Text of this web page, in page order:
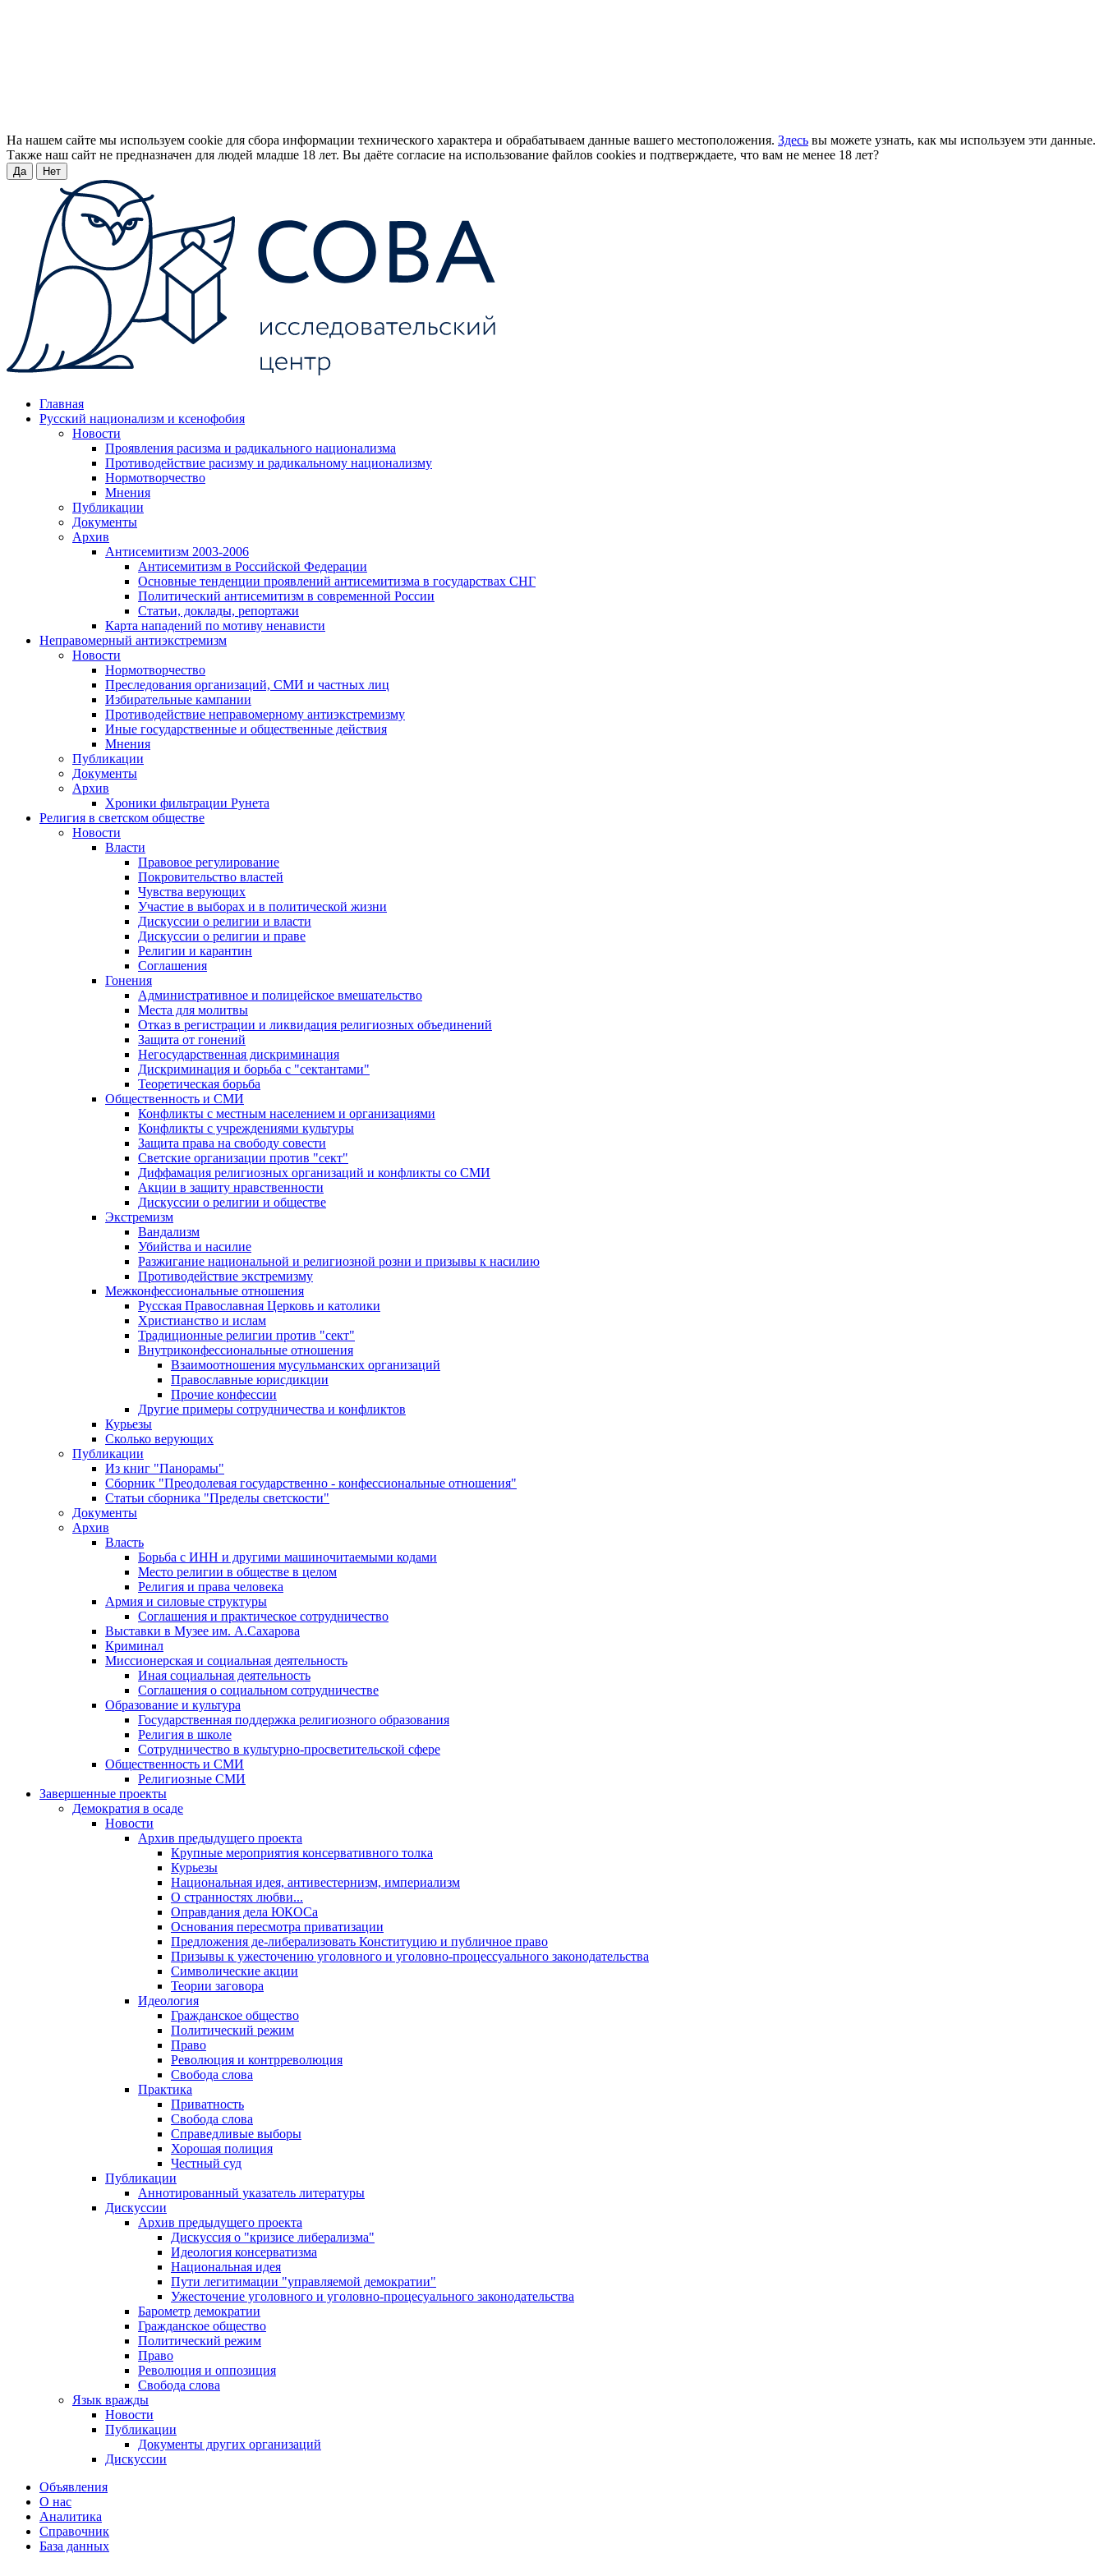
На нашем сайте мы используем cookie для сбора информации технического характера и обрабатываем данные вашего местоположения. Здесь вы можете узнать, как мы используем эти данные.
Также наш сайт не предназначен для людей младше 18 лет. Вы даёте согласие на использование файлов cookies и подтверждаете, что вам не менее 18 лет?
Да Нет
Главная
Русский национализм и ксенофобия
Новости
Проявления расизма и радикального национализма
Противодействие расизму и радикальному национализму
Нормотворчество
Мнения
Публикации
Документы
Архив
Антисемитизм 2003-2006
Антисемитизм в Российской Федерации
Основные тенденции проявлений антисемитизма в государствах СНГ
Политический антисемитизм в современной России
Статьи, доклады, репортажи
Карта нападений по мотиву ненависти
Неправомерный антиэкстремизм
Новости
Нормотворчество
Преследования организаций, СМИ и частных лиц
Избирательные кампании
Противодействие неправомерному антиэкстремизму
Иные государственные и общественные действия
Мнения
Публикации
Документы
Архив
Хроники фильтрации Рунета
Религия в светском обществе
Новости
Власти
Правовое регулирование
Покровительство властей
Чувства верующих
Участие в выборах и в политической жизни
Дискуссии о религии и власти
Дискуссии о религии и праве
Религии и карантин
Соглашения
Гонения
Административное и полицейское вмешательство
Места для молитвы
Отказ в регистрации и ликвидация религиозных объединений
Защита от гонений
Негосударственная дискриминация
Дискриминация и борьба с "сектантами"
Теоретическая борьба
Общественность и СМИ
Конфликты с местным населением и организациями
Конфликты с учреждениями культуры
Защита права на свободу совести
Светские организации против "сект"
Диффамация религиозных организаций и конфликты со СМИ
Акции в защиту нравственности
Дискуссии о религии и обществе
Экстремизм
Вандализм
Убийства и насилие
Разжигание национальной и религиозной розни и призывы к насилию
Противодействие экстремизму
Межконфессиональные отношения
Русская Православная Церковь и католики
Христианство и ислам
Традиционные религии против "сект"
Внутриконфессиональные отношения
Взаимоотношения мусульманских организаций
Православные юрисдикции
Прочие конфессии
Другие примеры сотрудничества и конфликтов
Курьезы
Сколько верующих
Публикации
Из книг "Панорамы"
Сборник "Преодолевая государственно - конфессиональные отношения"
Статьи сборника "Пределы светскости"
Документы
Архив
Власть
Борьба с ИНН и другими машиночитаемыми кодами
Место религии в обществе в целом
Религия и права человека
Армия и силовые структуры
Соглашения и практическое сотрудничество
Выставки в Музее им. А.Сахарова
Криминал
Миссионерская и социальная деятельность
Иная социальная деятельность
Соглашения о социальном сотрудничестве
Образование и культура
Государственная поддержка религиозного образования
Религия в школе
Сотрудничество в культурно-просветительской сфере
Общественность и СМИ
Религиозные СМИ
Завершенные проекты
Демократия в осаде
Новости
Архив предыдущего проекта
Крупные мероприятия консервативного толка
Курьезы
Национальная идея, антивестернизм, империализм
О странностях любви...
Оправдания дела ЮКОСа
Основания пересмотра приватизации
Предложения де-либерализовать Конституцию и публичное право
Призывы к ужесточению уголовного и уголовно-процессуального законодательства
Символические акции
Теории заговора
Идеология
Гражданское общество
Политический режим
Право
Революция и контрреволюция
Свобода слова
Практика
Приватность
Свобода слова
Справедливые выборы
Хорошая полиция
Честный суд
Публикации
Аннотированный указатель литературы
Дискуссии
Архив предыдущего проекта
Дискуссия о "кризисе либерализма"
Идеология консерватизма
Национальная идея
Пути легитимации "управляемой демократии"
Ужесточение уголовного и уголовно-процесуального законодательства
Барометр демократии
Гражданское общество
Политический режим
Право
Революция и оппозиция
Свобода слова
Язык вражды
Новости
Публикации
Документы других организаций
Дискуссии
Объявления
О нас
Аналитика
Справочник
База данных